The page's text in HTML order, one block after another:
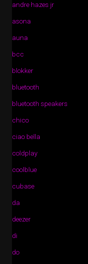
andre hazes jr
asona
auna
bcc
blokker
bluetooth
bluetooth speakers
chico
ciao bella
coldplay
coolblue
cubase
da
deezer
di
do